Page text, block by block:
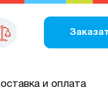
и оплата